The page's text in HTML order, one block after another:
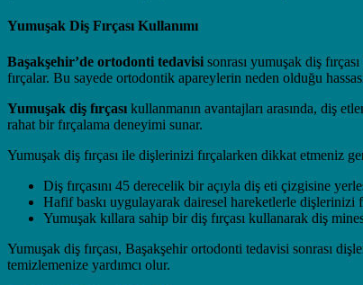
Yumuşak Diş Fırçası Kullanımı
Başakşehir’de ortodonti tedavisi sonrası yumuşak diş
fırçalar. Bu sayede ortodontik apareylerin neden olduğu
Yumuşak diş fırçası kullanmanın avantajları arasında, diş
rahat bir fırçalama deneyimi sunar.
Yumuşak diş fırçası ile dişlerinizi fırçalarken dikkat etmeniz
Diş fırçasını 45 derecelik bir açıyla diş eti çizgisine
Hafif baskı uygulayarak dairesel hareketlerle dişlerinizi
Yumuşak kıllara sahip bir diş fırçası kullanarak diş
Yumuşak diş fırçası, Başakşehir ortodonti tedavisi sonrası
temizlemenize yardımcı olur.